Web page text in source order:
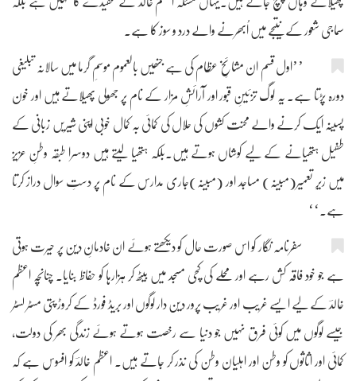
سماجی شعور کے نتیجے میں اُبھرنے والے درد و سوز کا ہے۔
’’اول قسم ان مشائخِ عظام کی ہے جنھیں بالعموم موسمِ گرما میں سالانہ تبلیغی
دورہ پڑتا ہے۔ یہ لوگ تزئینِ قبور اور آرائشِ مزار کے نام پر جھولی پھیلاتے ہیں اور خون
پسینہ ایک کرنے والے محنت کشوں کی حلال کی کمائی بہ کمال خوبی اپنی شیریں زبانی کے
طفیل ہتھیانے کے لیے کوشاں ہوتے ہیں۔بلکہ ہتھیا لیتے ہیں دوسرا طبقہ وطنِ عزیز
میں زیرِ تعمیر(مبینہ) مساجد اور (مبینہ)جاری مدارس کے نام پر دستِ سوال دراز کرتا
ہے۔‘‘
سفرنامہ نگار کو اس صورت حال کو دیکھتے ہوئے ان خادمانِ دین پر حیرت ہوتی
ہے جو خود فاقہ کش رہے اور محلے کی کچی مسجد میں بیٹھ کر ہزارہا کو حفاظ بنایا۔ چنانچہ اعظم
خالدؔ کے لیے ایسے غریب اور غریب پرور دین دار لوگوں اور بریڈ فورڈ کے کروڑ پتی مسٹر لسٹر
جیسے لوگوں میں کوئی فرق نہیں جو دنیا سے رخصت ہوتے ہوئے زندگی بھر کی دولت،
کمائی اور اثاثوں کو وطن اور اہلیان وطن کی نذر کر جاتے ہیں۔ اعظم خالدؔ کو افسوس ہے کہ